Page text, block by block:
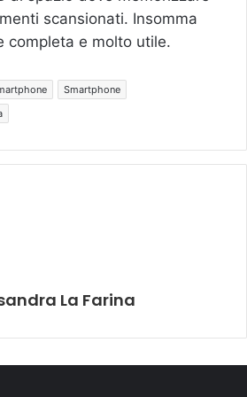
scansionati. Insomma
completa e molto utile.
Smartphone
La Farina